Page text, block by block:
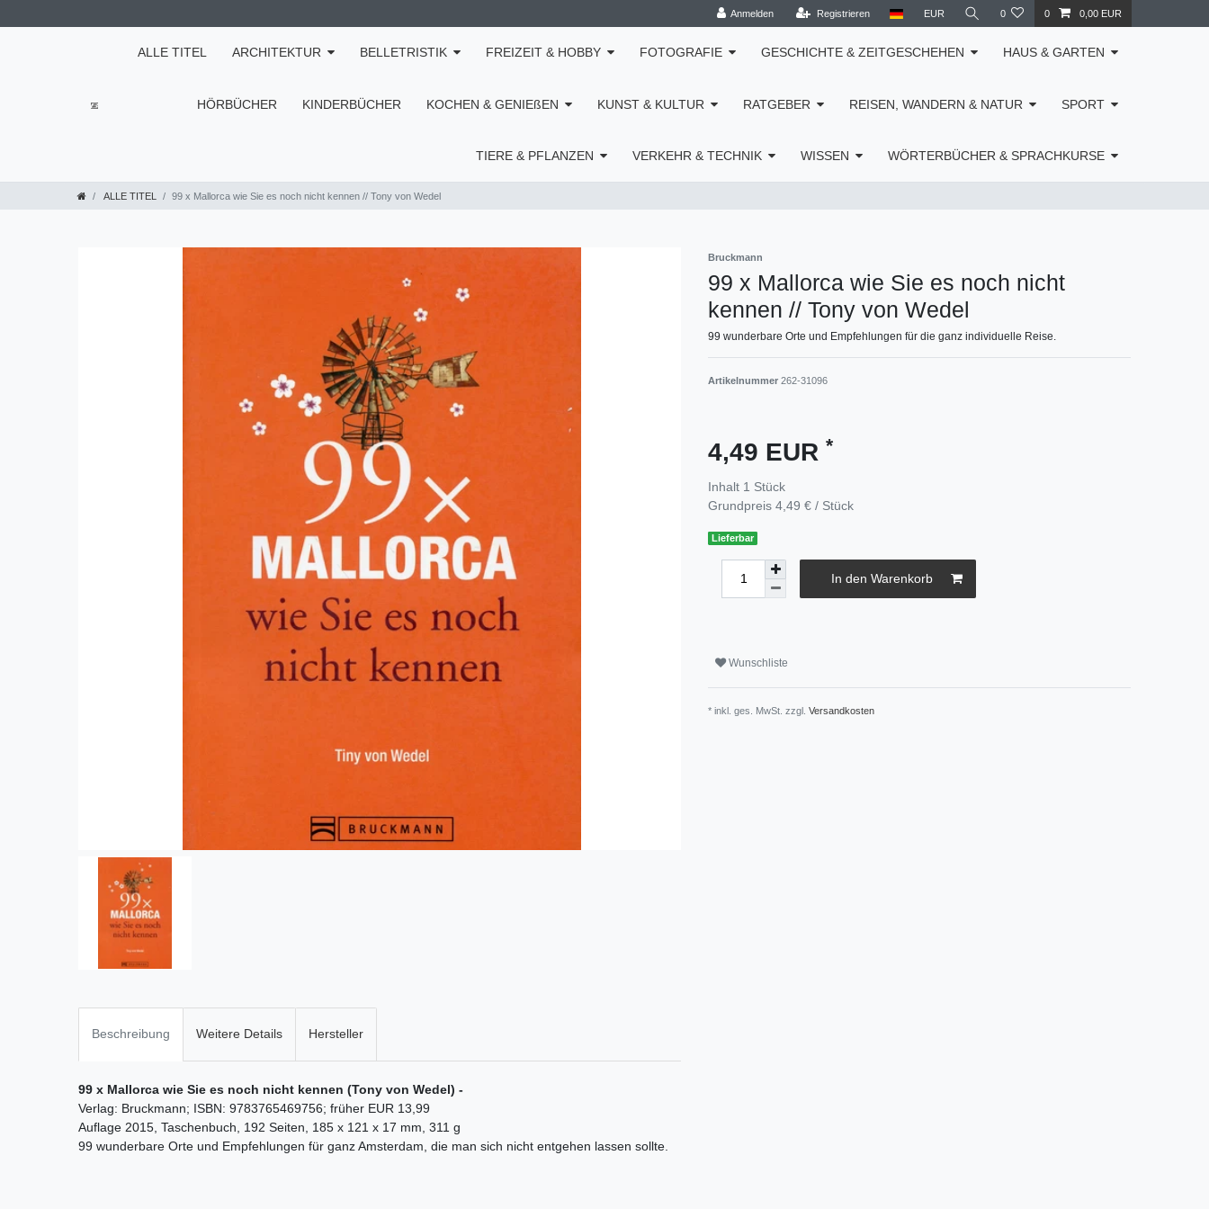
Anmelden Registrieren EUR 0 0 0,00 EUR
ALLE TITEL ARCHITEKTUR BELLETRISTIK FREIZEIT & HOBBY FOTOGRAFIE GESCHICHTE & ZEITGESCHEHEN HAUS & GARTEN
HÖRBÜCHER KINDERBÜCHER KOCHEN & GENIEßEN KUNST & KULTUR RATGEBER REISEN, WANDERN & NATUR SPORT
TIERE & PFLANZEN VERKEHR & TECHNIK WISSEN WÖRTERBÜCHER & SPRACHKURSE
ALLE TITEL 99 x Mallorca wie Sie es noch nicht kennen // Tony von Wedel
Bruckmann
99 x Mallorca wie Sie es noch nicht
kennen // Tony von Wedel
99 wunderbare Orte und Empfehlungen für die ganz individuelle Reise.
Artikelnummer 262-31096
4,49 EUR *
Inhalt 1 Stück
Grundpreis 4,49 € / Stück
Lieferbar
In den Warenkorb
Wunschliste
* inkl. ges. MwSt. zzgl. Versandkosten
Beschreibung Weitere Details Hersteller
99 x Mallorca wie Sie es noch nicht kennen (Tony von Wedel) -
Verlag: Bruckmann; ISBN: 9783765469756; früher EUR 13,99
Auflage 2015, Taschenbuch, 192 Seiten, 185 x 121 x 17 mm, 311 g
99 wunderbare Orte und Empfehlungen für ganz Amsterdam, die man sich nicht entgehen lassen sollte.